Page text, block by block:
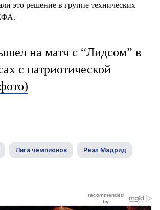
это решение в группе технических
на матч с “Лидсом” в
с патриотической
Лига чемпионов Реал Мадрид